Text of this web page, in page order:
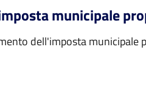
municipale
dell'imposta municipale